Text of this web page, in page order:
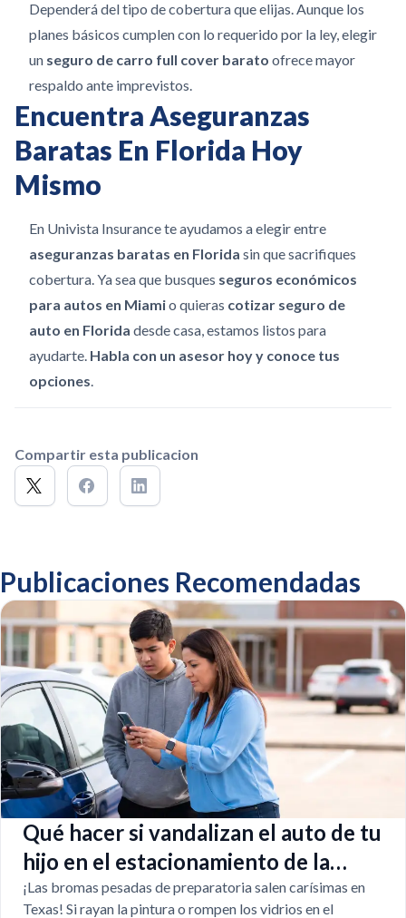
Dependerá del tipo de cobertura que elijas. Aunque los
planes básicos cumplen con lo requerido por la ley, elegir
un seguro de carro full cover barato ofrece mayor
respaldo ante imprevistos.
Encuentra Aseguranzas
Baratas En Florida Hoy
Mismo
En Univista Insurance te ayudamos a elegir entre
aseguranzas baratas en Florida sin que sacrifiques
cobertura. Ya sea que busques seguros económicos
para autos en Miamio quieras cotizar seguro de
auto en Florida desde casa, estamos listos para
ayudarte. Habla con un asesor hoy y conoce tus
opciones.
Compartir esta publicacion
Publicaciones Recomendadas
Qué hacer si vandalizan el auto de tu
hijo en el estacionamiento de la
escuela
¡Las bromas pesadas de preparatoria salen carísimas en
Texas! Si rayan la pintura o rompen los vidrios en el